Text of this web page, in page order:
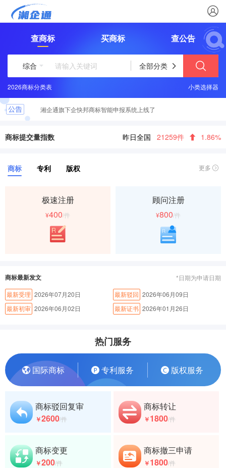
查商标 买商标 查公告
综合 全部分类
2026商标分类表 小类选择器
湘企通旗下企快邦商标智能申报系统上线了
商标提交量指数 昨日全国 21259件 1.86%
商标 专利 版权 更多
极速注册
¥400/件
顾问注册
¥800/件
商标最新发文
*日期为申请日期
最新受理 2026年07月20日 最新驳回 2026年06月09日
最新初审 2026年06月02日 最新证书 2026年01月26日
热门服务
国际商标 专利服务 版权服务
商标驳回复审
￥2600/件
商标转让
￥1800/件
商标变更
￥200/件
商标撤三申请
￥1800/件